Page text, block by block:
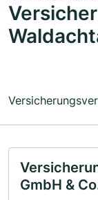
GmbH &